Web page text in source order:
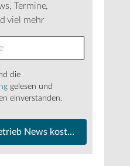
Termine,
viel mehr
die
gelesen und
einverstanden.
News kostenfrei